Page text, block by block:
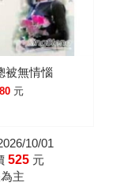
被無情惱
元
10/01
525 元
主